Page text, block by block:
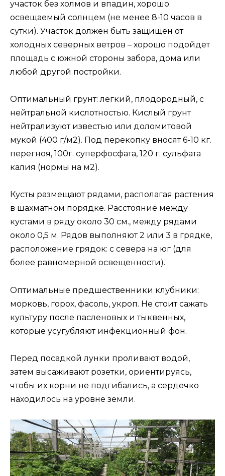
участок без холмов и впадин, хорошо
освещаемый солнцем (не менее 8-10 часов в
сутки). Участок должен быть защищен от
холодных северных ветров – хорошо подойдет
площадь с южной стороны забора, дома или
любой другой постройки.
Оптимальный грунт: легкий, плодородный, с
нейтральной кислотностью. Кислый грунт
нейтрализуют известью или доломитовой
мукой (400 г/м2). Под перекопку вносят 6-10 кг.
перегноя, 100г. суперфосфата, 120 г. сульфата
калия (нормы на м2).
Кусты размещают рядами, располагая растения
в шахматном порядке. Расстояние между
кустами в ряду около 30 см., между рядами
около 0,5 м. Рядов выполняют 2 или 3 в грядке,
расположение грядок: с севера на юг (для
более равномерной освещенности).
Оптимальные предшественники клубники:
морковь, горох, фасоль, укроп. Не стоит сажать
культуру после пасленовых и тыквенных,
которые усугубляют инфекционный фон.
Перед посадкой лунки проливают водой,
затем высаживают розетки, ориентируясь,
чтобы их корни не подгибались, а сердечко
находилось на уровне земли.